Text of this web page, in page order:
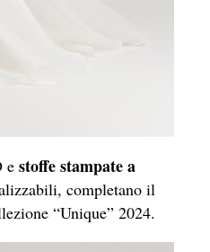
e stoffe stampate a
completano il
“Unique” 2024.